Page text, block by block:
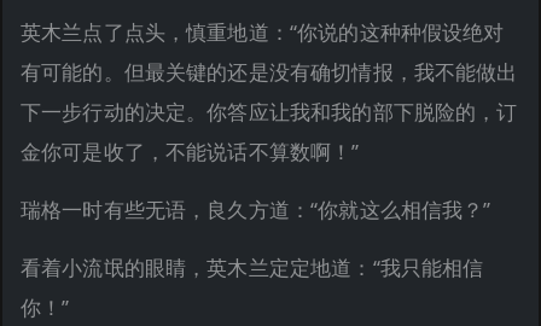
英木兰点了点头，慎重地道：“你说的这种种假设绝对
有可能的。但最关键的还是没有确切情报，我不能做出
下一步行动的决定。你答应让我和我的部下脱险的，订
金你可是收了，不能说话不算数啊！”
瑞格一时有些无语，良久方道：“你就这么相信我？”
看着小流氓的眼睛，英木兰定定地道：“我只能相信
你！”